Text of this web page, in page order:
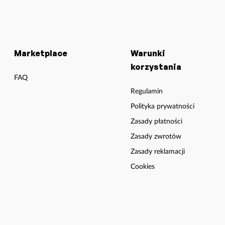
Marketplace
FAQ
Warunki
korzystania
Regulamin
Polityka prywatności
Zasady płatności
Zasady zwrotów
Zasady reklamacji
Cookies